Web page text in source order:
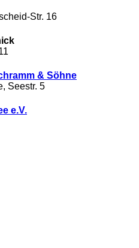
Str. 16
& Söhne
Seestr. 5
e.V.